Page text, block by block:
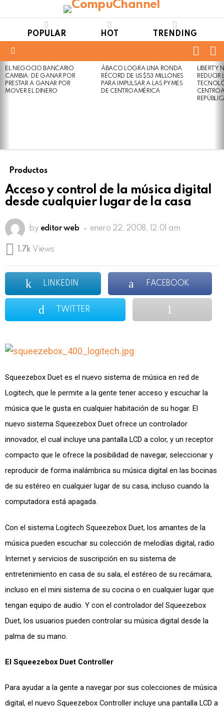
POPULAR HOT TRENDING
LATEST
STORIES
EL NEGOCIO BANCARIO
CAMBIA: DE GANAR POR
PRESTAR A GANAR POR
MOVER EL DINERO
Not
Safe
For
Click
to
view
ÁBACO LOGRA UNA RONDA
RÉCORD DE US$53 MILLONES
PARA IMPULSAR A LAS PYMES
DE CENTROAMÉRICA
LIBERTY
REDUCIR
Productos
Acceso y control de la música digital
desde cualquier lugar de la casa
by editor web enero 22, 2008, 12:01 am
1.7k Views
LINKEDIN FACEBOOK
TWITTER
Squeezebox Duet es el nuevo sistema de música en red de
Logitech, que le permite a la gente tener acceso y escuchar la
música que le gusta en cualquier habitación de su hogar. El
nuevo sistema Squeezebox Duet ofrece un controlador
innovador, el cual incluye una pantalla LCD a color, y un receptor
compacto que le ofrece la posibilidad de navegar, seleccionar y
reproducir de forma inalámbrica su música digital en las bocinas
de su estéreo en cualquier lugar de su casa, incluso cuando la
computadora está apagada.
Con el sistema Logitech Squeezebox Duet, los amantes de la
música pueden escuchar su colección de melodías digital, radio
Internet y servicios de suscripción en su sistema de
entretenimiento en casa de su sala, el estéreo de su recámara,
incluso en el mini sistema de su cocina o en cualquier lugar que
tengan equipo de audio. Y con el controlador del Squeezebox
Duet, los usuarios pueden controlar su música digital desde la
palma de su mano.
El Squeezebox Duet Controller
Para ayudar a la gente a navegar por sus colecciones de música
digital, el nuevo Squeezebox Controller incluye una pantalla LCD a